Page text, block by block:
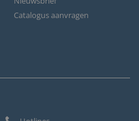
Catalogus aanvragen